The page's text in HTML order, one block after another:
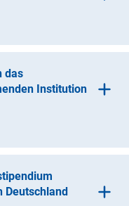
Link)
das
Institution
gestellt werden.
unterschrieben sein,
Deutschland